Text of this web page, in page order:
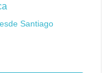
Santiago